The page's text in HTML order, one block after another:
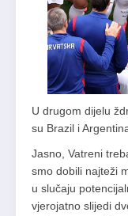
U drugom dijelu
su Brazil i
Jasno, Vatreni
smo dobili najteži
u slučaju
vjerojatno slijedi